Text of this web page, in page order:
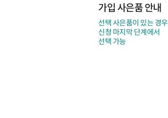
가입 사은품 안내
선택 사은품이 있는 경우
신청 마지막 단계에서
선택 가능